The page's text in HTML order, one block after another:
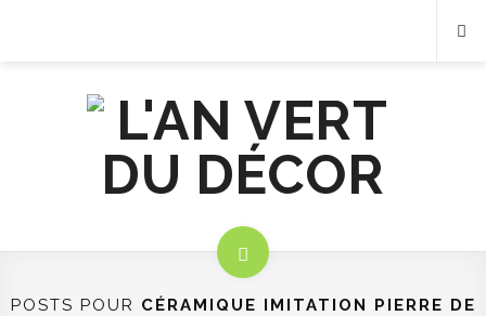
POSTS POUR CÉRAMIQUE IMITATION PIERRE DE